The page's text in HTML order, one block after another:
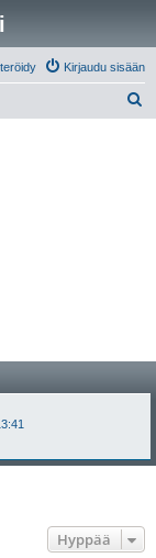
Kirjaudu sisään
Hyppää